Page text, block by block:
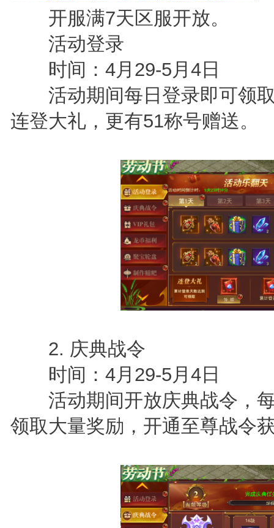
开服满7天区服开放。
活动登录
时间：4月29-5月4日
活动期间每日登录即可领取
连登大礼，更有51称号赠送。
2. 庆典战令
时间：4月29-5月4日
活动期间开放庆典战令，每
领取大量奖励，开通至尊战令